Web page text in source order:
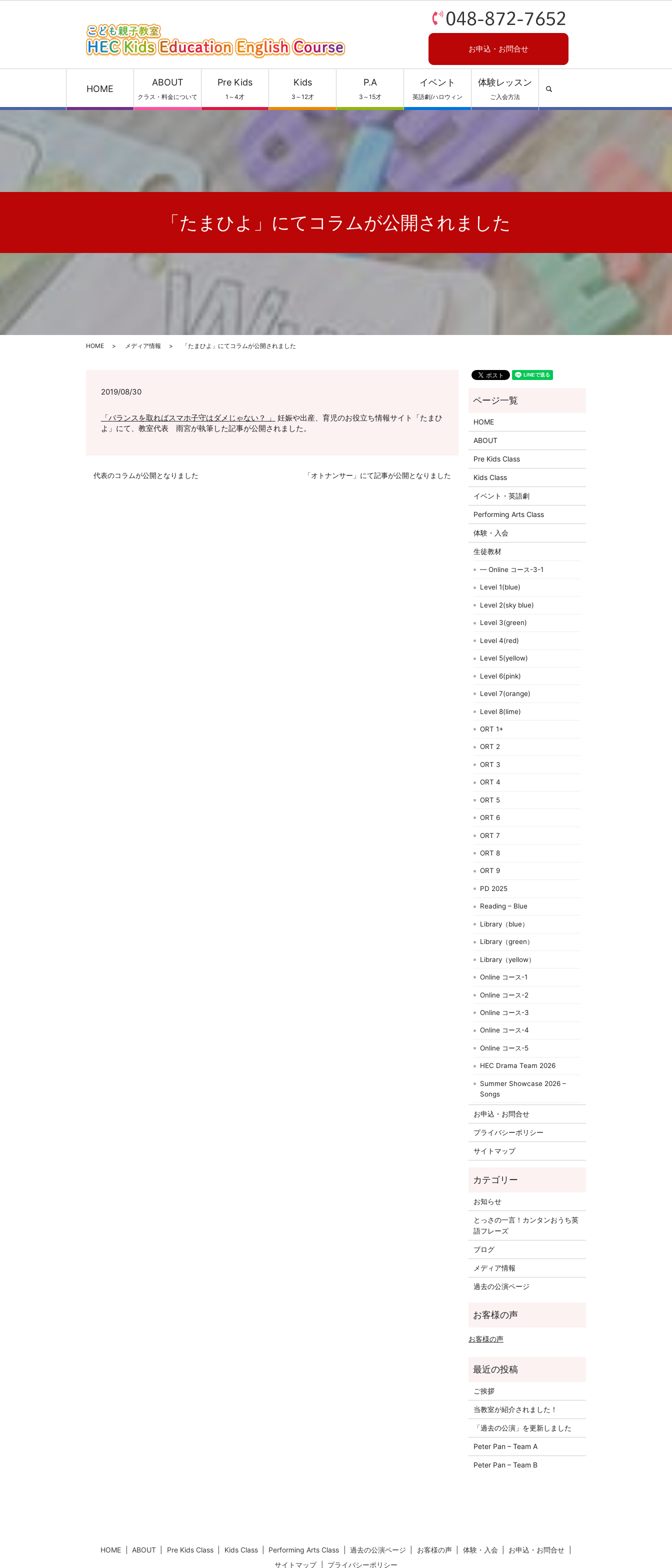
お申込・お問合せ
HOME
ABOUT
クラス・料金について
Pre Kids
1～4才
Kids
3～12才
P.A
3～15才
イベント
英語劇/ハロウィン
体験レッスン
ご入会方法
「たまひよ」にてコラムが公開されました
HOME メディア情報 「たまひよ」にてコラムが公開されました
2019/08/30
「バランスを取ればスマホ子守はダメじゃない？ 」
妊娠や出産、育児のお役立ち情報サイト「たまひ
よ」にて、教室代表 雨宮が執筆した記事が公開されました。
代表のコラムが公開となりました 「オトナンサー」にて記事が公開となりました
HOME
ABOUT
Pre Kids Class
Kids Class
イベント・英語劇
Performing Arts Class
体験・入会
生徒教材
— Online コース-3-1
Level 1(blue)
Level 2(sky blue)
Level 3(green)
Level 4(red)
Level 5(yellow)
Level 6(pink)
Level 7(orange)
Level 8(lime)
ORT 1+
ORT 2
ORT 3
ORT 4
ORT 5
ORT 6
ORT 7
ORT 8
ORT 9
PD 2025
Reading – Blue
Library（blue）
Library（green）
Library（yellow）
Online コース-1
Online コース-2
Online コース-3
Online コース-4
Online コース-5
HEC Drama Team 2026
Summer Showcase 2026 –
Songs
お申込・お問合せ
プライバシーポリシー
サイトマップ
お知らせ
とっさの一言！カンタンおうち英
語フレーズ
ブログ
メディア情報
過去の公演ページ
お客様の声
ご挨拶
当教室が紹介されました！
「過去の公演」を更新しました
Peter Pan – Team A
Peter Pan – Team B
HOME ABOUT Pre Kids Class Kids Class Performing Arts Class 過去の公演ページ お客様の声 体験・入会
お申込・お問合せ
サイトマップ
プライバシーポリシー